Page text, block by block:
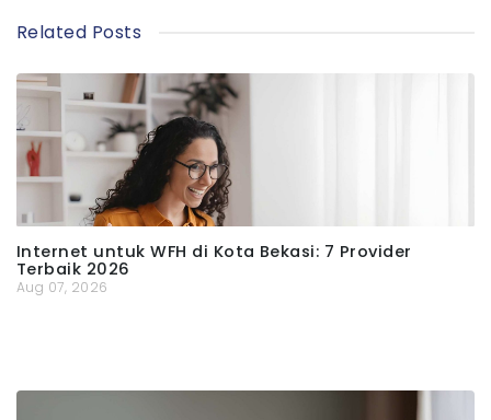
Related Posts
Internet untuk WFH di Kota Bekasi: 7 Provider
Terbaik 2026
Aug 07, 2026